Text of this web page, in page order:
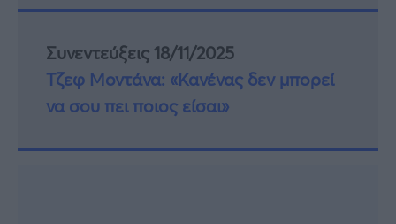
Συνεντεύξεις 18/11/2025
Τζεφ Μοντάνα: «Κανένας δεν μπορεί
να σου πει ποιος είσαι»